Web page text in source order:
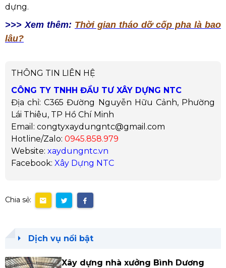
dựng.
>>> Xem thêm: Thời gian tháo dỡ cốp pha là bao
lâu?
THÔNG TIN LIÊN HỆ
CÔNG TY TNHH ĐẦU TƯ XÂY DỰNG NTC
Địa chỉ: C365 Đường Nguyễn Hữu Cảnh, Phường
Lái Thiêu, TP Hồ Chí Minh
Email: congtyxaydungntc@gmail.com
Hotline/Zalo: 0945.858.979
Website: xaydungntc.vn
Facebook: Xây Dựng NTC
Chia sẻ:
Dịch vụ nổi bật
Xây dựng nhà xưởng Bình Dương